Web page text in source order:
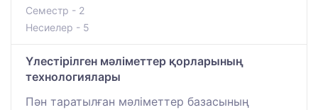
Семестр - 2
Несиелер - 5
Үлестірілген мәліметтер қорларының
технологиялары
Пән таратылған мәліметтер базасының